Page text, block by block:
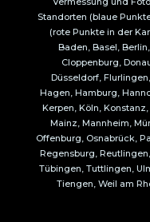
Standorten (blaue
(rote Punkte in der
Baden, Basel,
Cloppenburg,
Düsseldorf,
Hagen, Hamburg,
Kerpen, Köln,
Mainz, Mannheim,
Offenburg, Osnabrück,
Regensburg,
Tübingen, Tuttlingen,
Tiengen, Weil am